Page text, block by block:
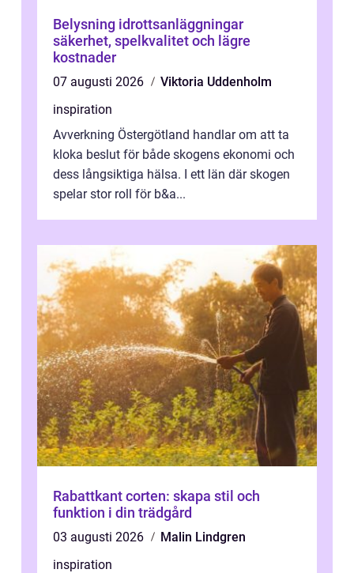
Belysning idrottsanläggningar
säkerhet, spelkvalitet och lägre
kostnader
07 augusti 2026
Viktoria Uddenholm
inspiration
Avverkning Östergötland handlar om att ta
kloka beslut för både skogens ekonomi och
dess långsiktiga hälsa. I ett län där skogen
spelar stor roll för b&a...
Rabattkant corten: skapa stil och
funktion i din trädgård
03 augusti 2026
Malin Lindgren
inspiration